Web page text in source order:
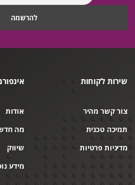
שירות לקוחות
צור קשר מהיר
תמיכה טכנית
מדיניות פרטיות
אודות
מה
שיווק
מידע